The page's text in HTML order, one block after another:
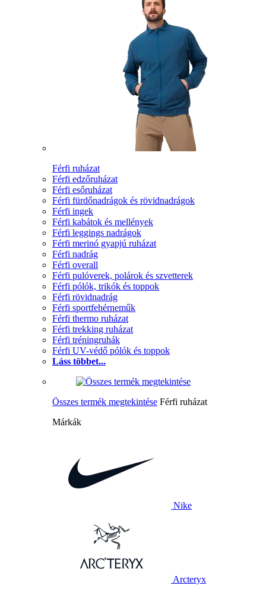
Férfi ruházat
Férfi edzőruházat
Férfi esőruházat
Férfi fürdőnadrágok és rövidnadrágok
Férfi ingek
Férfi kabátok és mellények
Férfi leggings nadrágok
Férfi merinó gyapjú ruházat
Férfi nadrág
Férfi overall
Férfi pulóverek, polárok és szvetterek
Férfi pólók, trikók és toppok
Férfi rövidnadrág
Férfi sportfehérneműk
Férfi thermo ruházat
Férfi trekking ruházat
Férfi tréningruhák
Férfi UV-védő pólók és toppok
Láss többet...
Összes termék megtekintése Férfi ruházat
Márkák
Nike
Arcteryx